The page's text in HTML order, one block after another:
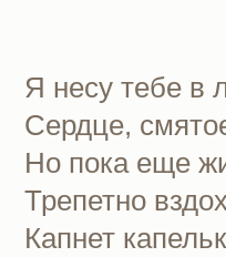
Я несу тебе в
Сердце,
Но пока еще
Трепетно
Капнет